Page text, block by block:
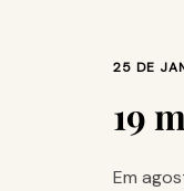
25 DE
19
Em